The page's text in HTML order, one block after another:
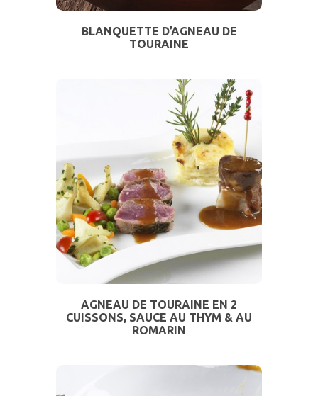
BLANQUETTE D’AGNEAU DE
TOURAINE
AGNEAU DE TOURAINE EN 2
CUISSONS, SAUCE AU THYM & AU
ROMARIN